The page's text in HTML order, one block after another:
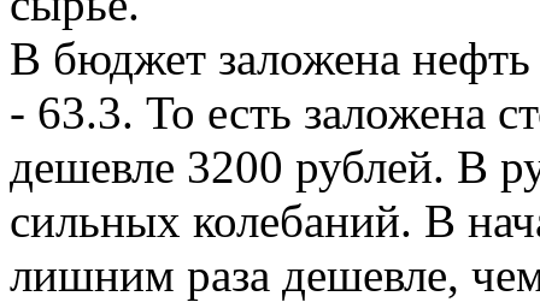
В бюджет заложена
- 63.3. То есть заложена
дешевле 3200 рублей. В
сильных колебаний. В
лишним раза дешевле,